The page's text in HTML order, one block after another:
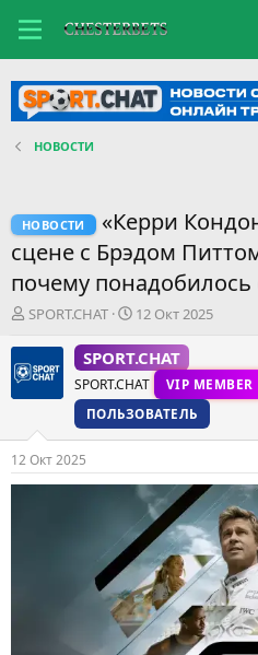
НОВОСТИ
НОВОСТИ
«Керри
сцене с Брэдом
почему понадобилось
А
т
о
е
м
ы
SPORT.CHAT
Д
т
а
н
а
ч
л
а
12 Окт 2025
SPORT.CHAT
SPORT.CHAT VIP MEMBER
ПОЛЬЗОВАТЕЛЬ
12 Окт 2025